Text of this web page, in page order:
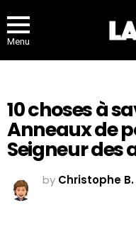
Menu
10 choses à
Anneaux de
Seigneur des
by Christophe B.